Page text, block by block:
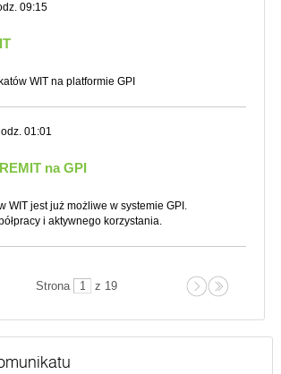
09:15
WIT na platformie GPI
01:01
na GPI
WIT jest już możliwe w systemie GPI.
i aktywnego korzystania.
Strona z 19